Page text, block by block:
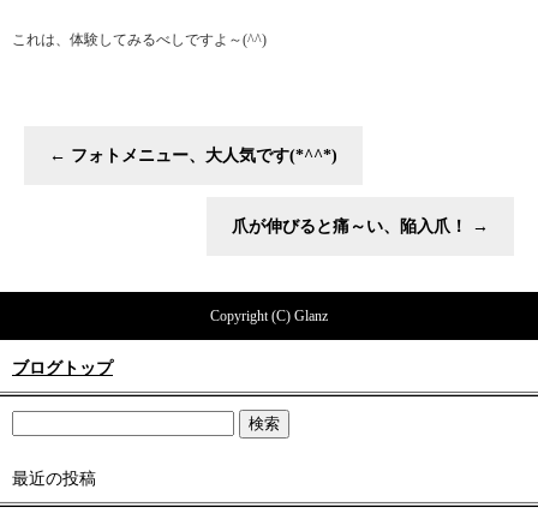
これは、体験してみるべしですよ～(^^)
← フォトメニュー、大人気です(*^^*)
爪が伸びると痛～い、陥入爪！ →
Copyright (C) Glanz
ブログトップ
最近の投稿